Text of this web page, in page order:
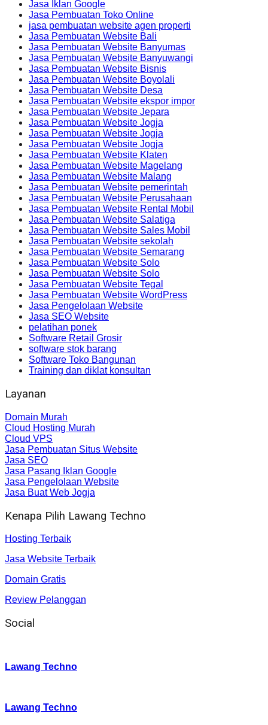
Jasa Iklan Google
Jasa Pembuatan Toko Online
jasa pembuatan website agen properti
Jasa Pembuatan Website Bali
Jasa Pembuatan Website Banyumas
Jasa Pembuatan Website Banyuwangi
Jasa Pembuatan Website Bisnis
Jasa Pembuatan Website Boyolali
Jasa Pembuatan Website Desa
Jasa Pembuatan Website ekspor impor
Jasa Pembuatan Website Jepara
Jasa Pembuatan Website Jogja
Jasa Pembuatan Website Jogja
Jasa Pembuatan Website Jogja
Jasa Pembuatan Website Klaten
Jasa Pembuatan Website Magelang
Jasa Pembuatan Website Malang
Jasa Pembuatan Website pemerintah
Jasa Pembuatan Website Perusahaan
Jasa Pembuatan Website Rental Mobil
Jasa Pembuatan Website Salatiga
Jasa Pembuatan Website Sales Mobil
Jasa Pembuatan Website sekolah
Jasa Pembuatan Website Semarang
Jasa Pembuatan Website Solo
Jasa Pembuatan Website Solo
Jasa Pembuatan Website Tegal
Jasa Pembuatan Website WordPress
Jasa Pengelolaan Website
Jasa SEO Website
pelatihan ponek
Software Retail Grosir
software stok barang
Software Toko Bangunan
Training dan diklat konsultan
Layanan
Domain Murah
Cloud Hosting Murah
Cloud VPS
Jasa Pembuatan Situs Website
Jasa SEO
Jasa Pasang Iklan Google
Jasa Pengelolaan Website
Jasa Buat Web Jogja
Kenapa Pilih Lawang Techno
Hosting Terbaik
Jasa Website Terbaik
Domain Gratis
Review Pelanggan
Social
Lawang Techno
Lawang Techno